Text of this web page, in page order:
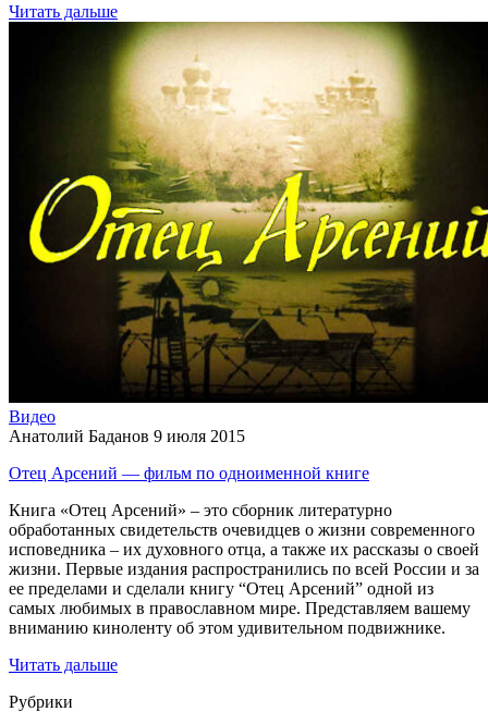
Читать дальше
Видео
Анатолий Баданов 9 июля 2015
Отец Арсений — фильм по одноименной книге
Книга «Отец Арсений» – это сборник литературно
обработанных свидетельств очевидцев о жизни современного
исповедника – их духовного отца, а также их рассказы о своей
жизни. Первые издания распространились по всей России и за
ее пределами и сделали книгу “Отец Арсений” одной из
самых любимых в православном мире. Представляем вашему
вниманию киноленту об этом удивительном подвижнике.
Читать дальше
Рубрики